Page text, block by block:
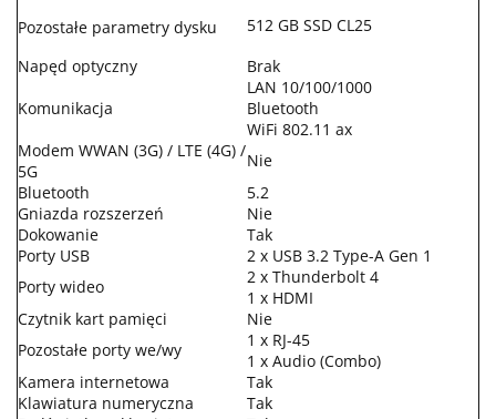
Pozostałe parametry dysku
512 GB SSD CL25
Napęd optyczny
Brak
Komunikacja
LAN 10/100/1000
Bluetooth
WiFi 802.11 ax
Modem WWAN (3G) / LTE (4G) /
5G
Nie
Bluetooth
5.2
Gniazda rozszerzeń
Nie
Dokowanie
Tak
Porty USB
2 x USB 3.2 Type-A Gen 1
Porty wideo
2 x Thunderbolt 4
1 x HDMI
Czytnik kart pamięci
Nie
Pozostałe porty we/wy
1 x RJ-45
1 x Audio (Combo)
Kamera internetowa
Tak
Klawiatura numeryczna
Tak